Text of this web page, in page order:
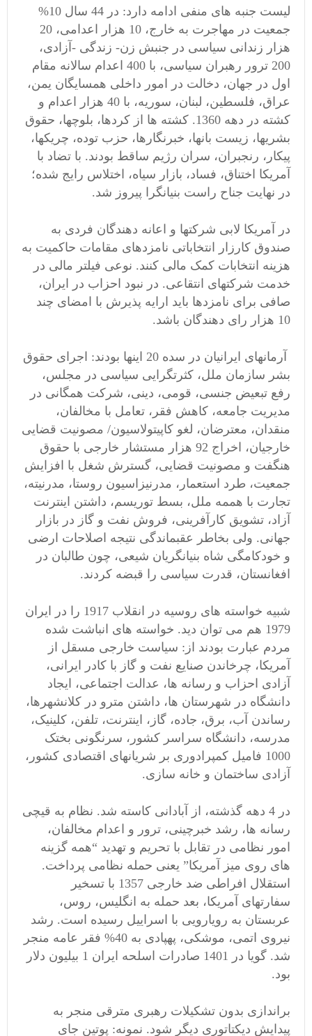
لیست جنبه های منفی ادامه دارد: در 44 سال 10%
جمعیت در مهاجرت به خارج، 10 هزار اعدامی، 20
هزار زندانی سیاسی در جنبش زن- زندگی -آزادی،
200 ترور رهبران سیاسی، با 400 اعدام سالانه مقام
اول در جهان، دخالت در امور داخلی همسایگان یمن،
عراق، فلسطین، لبنان، سوریه، با 40 هزار اعدام و
کشته در دهه 1360. کشته ها از کردها، بلوچها، حقوق
بشریها، زیست بانها، خبرنگارها، حزب توده، چریکها،
پیکار، رنجبران، سران رژیم ساقط بودند. با تضاد با
آمریکا اختناق، فساد، بازار سیاه، اختلاس رایج شده؛
در نهایت جناح راست بنیانگرا پیروز شد.
در آمریکا لابی شرکتها و اعانه دهندگان فردی به
صندوق کارزار انتخاباتی نامزدهای مقامات حاکمیت به
هزینه انتخابات کمک مالی کنند. نوعی فیلتر مالی در
خدمت شرکتهای انتقاعی. در نبود احزاب در ایران،
صافی برای نامزدها باید ارایه پذیرش با امضای چند
10 هزار رای دهندگان باشد.
آرمانهای ایرانیان در سده 20 اینها بودند: اجرای حقوق
بشر سازمان ملل، کثرتگرایی سیاسی در مجلس،
رفع تبعیض جنسی، قومی، دینی، شرکت همگانی در
مدیریت جامعه، کاهش فقر، تعامل با مخالفان،
منقدان، معترضان، لغو کاپیتولاسیون/ مصونیت قضایی
خارجیان، اخراج 92 هزار مستشار خارجی با حقوق
هنگفت و مصونیت قضایی، گسترش شغل با افزایش
جمعیت، طرد استعمار، مدرنیزاسیون روستا، مدرنیته،
تجارت با هممه ملل، بسط توریسم، داشتن اینترنت
آزاد، تشویق کارآفرینی، فروش نفت و گاز در بازار
جهانی. ولی بخاطر عقبماندگی نتیجه اصلاحات ارضی
و خودکامگی شاه بنیانگریان شیعی، چون طالبان در
افغانستان، قدرت سیاسی را قبضه کردند.
شبیه خواسته های روسیه در انقلاب 1917 را در ایران
1979 هم می توان دید. خواسته های انباشت شده
مردم عبارت بودند از: سیاست خارجی مسقل از
آمریکا، چرخاندن صنایع نفت و گاز با کادر ایرانی،
آزادی احزاب و رسانه ها، عدالت اجتماعی، ایجاد
دانشگاه در شهرستان ها، داشتن مترو در کلانشهرها،
رساندن آب، برق، جاده، گاز، اینترنت، تلفن، کلینیک،
مدرسه، دانشگاه سراسر کشور، سرنگونی بختک
1000 فامیل کمپرادوری بر شریانهای اقتصادی کشور،
آزادی ساختمان و خانه سازی.
در 4 دهه گذشته، از آبادانی کاسته شد. نظام به قیچی
رسانه ها، رشد خبرچینی، ترور و اعدام مخالفان،
امور نظامی در تقابل با تحریم و تهدید “همه گزینه
های روی میز آمریکا” یعنی حمله نظامی پرداخت.
استقلال افراطی ضد خارجی 1357 با تسخیر
سفارتهای آمریکا، بعد حمله به انگلیس، روس،
عربستان به رویارویی با اسراییل رسیده است. رشد
نیروی اتمی، موشکی، پهپادی به 40% فقر عامه منجر
شد. گویا در 1401 صادرات اسلحه ایران 1 بیلیون دلار
بود.
براندازی بدون تشکیلات رهبری مترقی منجر به
پیدایش دیکتاتوری دیگر شود. نمونه: پوتین جای